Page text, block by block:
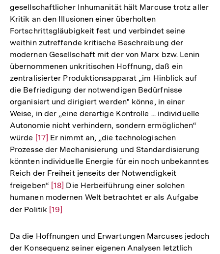
gesellschaftlicher Inhumanität hält Marcuse trotz aller
Kritik an den Illusionen einer überholten
Fortschrittsgläubigkeit fest und verbindet seine
weithin zutreffende kritische Beschreibung der
modernen Gesellschaft mit der von Marx bzw. Lenin
übernommenen unkritischen Hoffnung, daß ein
zentralisierter Produktionsapparat „im Hinblick auf
die Befriedigung der notwendigen Bedürfnisse
organisiert und dirigiert werden" könne, in einer
Weise, in der „eine derartige Kontrolle ... individuelle
Autonomie nicht verhindern, sondern ermöglichen“
würde Zur
Auflösung
der
Fußnote
[17] Er nimmt an, „die technologischen
Prozesse der Mechanisierung und Standardisierung
könnten individuelle Energie für ein noch unbekanntes
Reich der Freiheit jenseits der Notwendigkeit
freigeben“ Zur
Auflösung
der
[18] Die Herbeiführung einer solchen
humanen modernen Welt betrachtet er als Aufgabe
der Politik Zur
der
Fußnote
[19]
Da die Hoffnungen und Erwartungen Marcuses jedoch
der Konsequenz seiner eigenen Analysen letztlich